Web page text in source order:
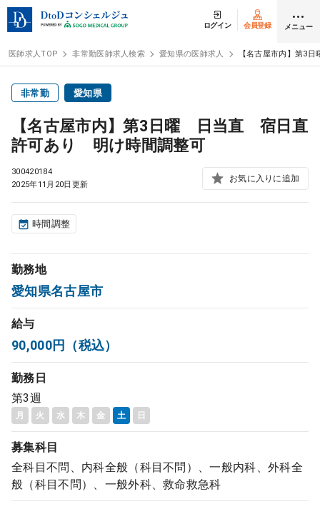
ログイン 会員登録 メニュー
医師求人
常勤検索 転職
非常勤検索
DtoDの転職・アルバイト支援
コンサルタント
成功事例
転職ノウハウ
受付時間 9:00 ～ 18:00（平日）
0120-337-613
医師求人TOP 非常勤医師求人検索 愛知県の医師求人 【名古屋市内】第3
非常勤 愛知県
【名古屋市内】第3日曜 日当直 宿日直
許可あり 明け時間調整可
300420184
2025年11月20日更新
お気に入りに追加
時間調整
勤務地
愛知県名古屋市
給与
90,000円（税込）
勤務日
第3週
月 火 水 木 金 土 日
募集科目
全科目不問、内科全般（科目不問）、一般内科、外科全
般（科目不問）、一般外科、救命救急科